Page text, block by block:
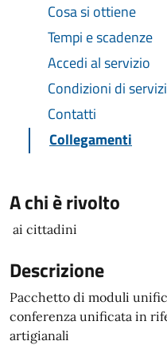
Cosa si ottiene
Tempi e scadenze
Accedi al servizio
Condizioni di
Contatti
Collegamenti
A chi è rivolto
ai cittadini
Descrizione
Pacchetto di moduli
conferenza unificata in
artigianali